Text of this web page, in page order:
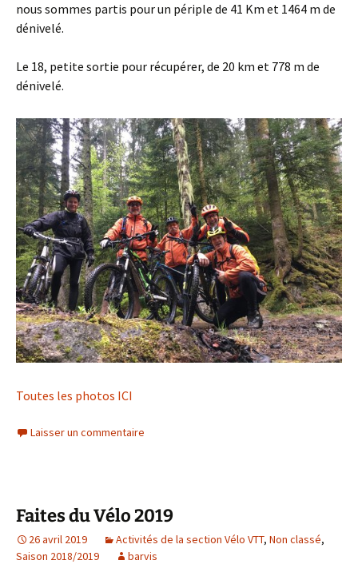
nous sommes partis pour un périple de 41 Km et 1464 m de
dénivelé.
Le 18, petite sortie pour récupérer, de 20 km et 778 m de
dénivelé.
Toutes les photos ICI
Laisser un commentaire
Faites du Vélo 2019
26 avril 2019 Activités de la section Vélo VTT, Non classé,
Saison 2018/2019
barvis